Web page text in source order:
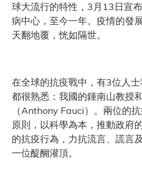
球大流行的特性，3月13日宣
病中心，至今一年。疫情的發
天翻地覆，恍如隔世。
在全球的抗疫戰中，有3位人
都很熟悉：我國的鍾南山教授
（Anthony Fauci）。兩位的
原則，以科學為本，推動政府
的抗疫行為，力抗流言、謊言
一位醍醐灌頂。